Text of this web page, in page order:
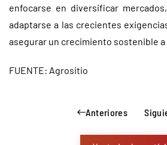
enfocarse en diversificar
adaptarse a las crecientes
asegurar un crecimiento sostenible a
FUENTE: Agrositio
Anteriores